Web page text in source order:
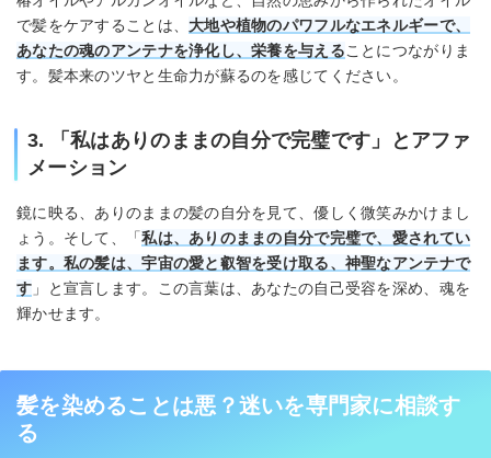
で髪をケアすることは、 大地や植物のパワフルなエネルギーで、
あなたの魂のアンテナを浄化し、栄養を与えることにつながりま
す。髪本来のツヤと生命力が蘇るのを感じてください。
3. 「私はありのままの自分で完璧です」とアファ
メーション
鏡に映る、ありのままの髪の自分を見て、優しく微笑みかけまし
ょう。そして、「私は、ありのままの自分で完璧で、愛されてい
ます。私の髪は、宇宙の愛と叡智を受け取る、神聖なアンテナで
す 」と宣言します。この言葉は、あなたの自己受容を深め、魂を
輝かせます。
髪を染めることは悪？迷いを専門家に相談す
る